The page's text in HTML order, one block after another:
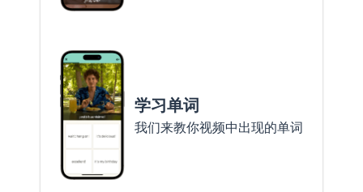
学习单词
我们来教你视频中出现的单词